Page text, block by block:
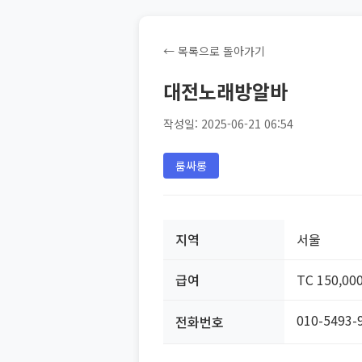
← 목록으로 돌아가기
대전노래방알바
작성일: 2025-06-21 06:54
룸싸롱
지역 서울
급여 TC
전화번호 010-5493-